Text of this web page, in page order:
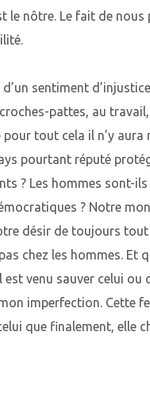
le nôtre. Le fait de
sentiment
pattes, au
tout cela il n’y aura
pourtant réputé
? Les hommes sont-
? Notre
désir de toujours
chez les hommes. Et
est venu sauver celui
imperfection. Cette
que finalement, elle